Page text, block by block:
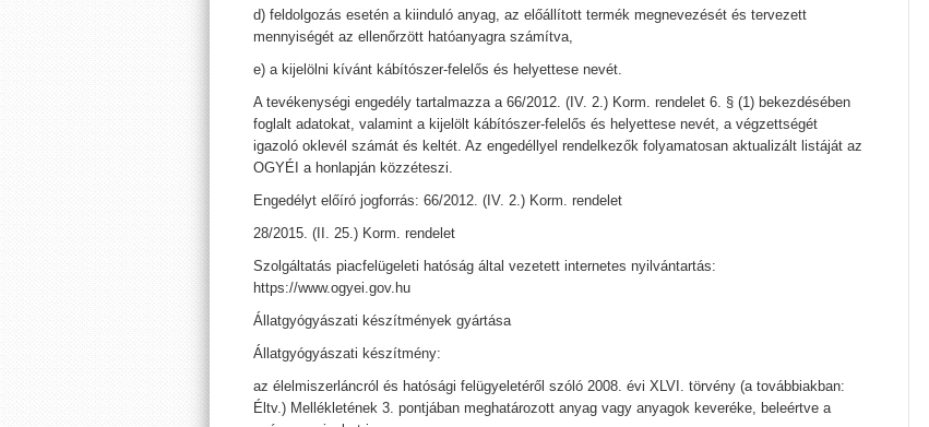
d) feldolgozás esetén a kiinduló anyag, az előállított termék megnevezését és tervezett
mennyiségét az ellenőrzött hatóanyagra számítva,
e) a kijelölni kívánt kábítószer-felelős és helyettese nevét.
A tevékenységi engedély tartalmazza a 66/2012. (IV. 2.) Korm. rendelet 6. § (1) bekezdésében
foglalt adatokat, valamint a kijelölt kábítószer-felelős és helyettese nevét, a végzettségét
igazoló oklevél számát és keltét. Az engedéllyel rendelkezők folyamatosan aktualizált listáját az
OGYÉI a honlapján közzéteszi.
Engedélyt előíró jogforrás: 66/2012. (IV. 2.) Korm. rendelet
28/2015. (II. 25.) Korm. rendelet
Szolgáltatás piacfelügeleti hatóság által vezetett internetes nyilvántartás:
https://www.ogyei.gov.hu
Állatgyógyászati készítmények gyártása
Állatgyógyászati készítmény:
az élelmiszerláncról és hatósági felügyeletéről szóló 2008. évi XLVI. törvény (a továbbiakban:
Éltv.) Mellékletének 3. pontjában meghatározott anyag vagy anyagok keveréke, beleértve a